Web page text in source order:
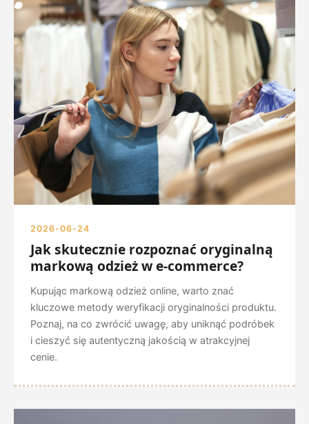
2026-06-24
Jak skutecznie rozpoznać oryginalną
markową odzież w e-commerce?
Kupując markową odzież online, warto znać
kluczowe metody weryfikacji oryginalności produktu.
Poznaj, na co zwrócić uwagę, aby uniknąć podróbek
i cieszyć się autentyczną jakością w atrakcyjnej
cenie.